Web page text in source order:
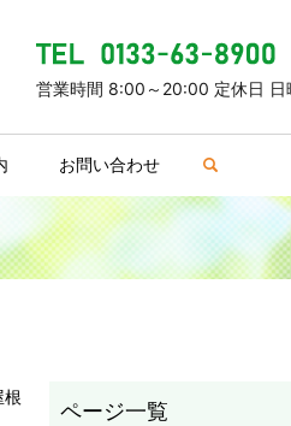
営業時間 8:00～20:00 定休日 日
お問い合わせ search
根